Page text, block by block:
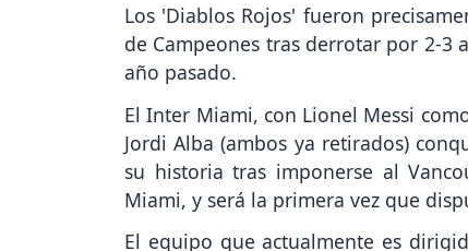
Los 'Diablos Rojos' fueron
de Campeones tras derrotar por 2-3
año pasado.
El Inter Miami, con Lionel Messi
Jordi Alba (ambos ya retirados)
su historia tras imponerse al
Miami, y será la primera vez que
El equipo que actualmente es